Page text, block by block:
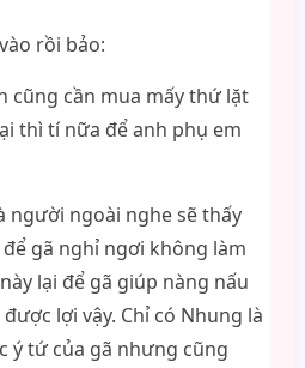
rồi bảo:
cũng cần mua mấy thứ lặt
thì tí nữa để anh phụ em
người ngoài nghe sẽ thấy
gã nghỉ ngơi không làm
lại để gã giúp nàng nấu
lợi vậy. Chỉ có Nhung là
ý tứ của gã nhưng cũng